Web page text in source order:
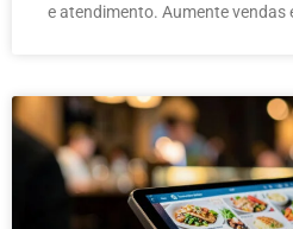
e atendimento. Aumente vendas